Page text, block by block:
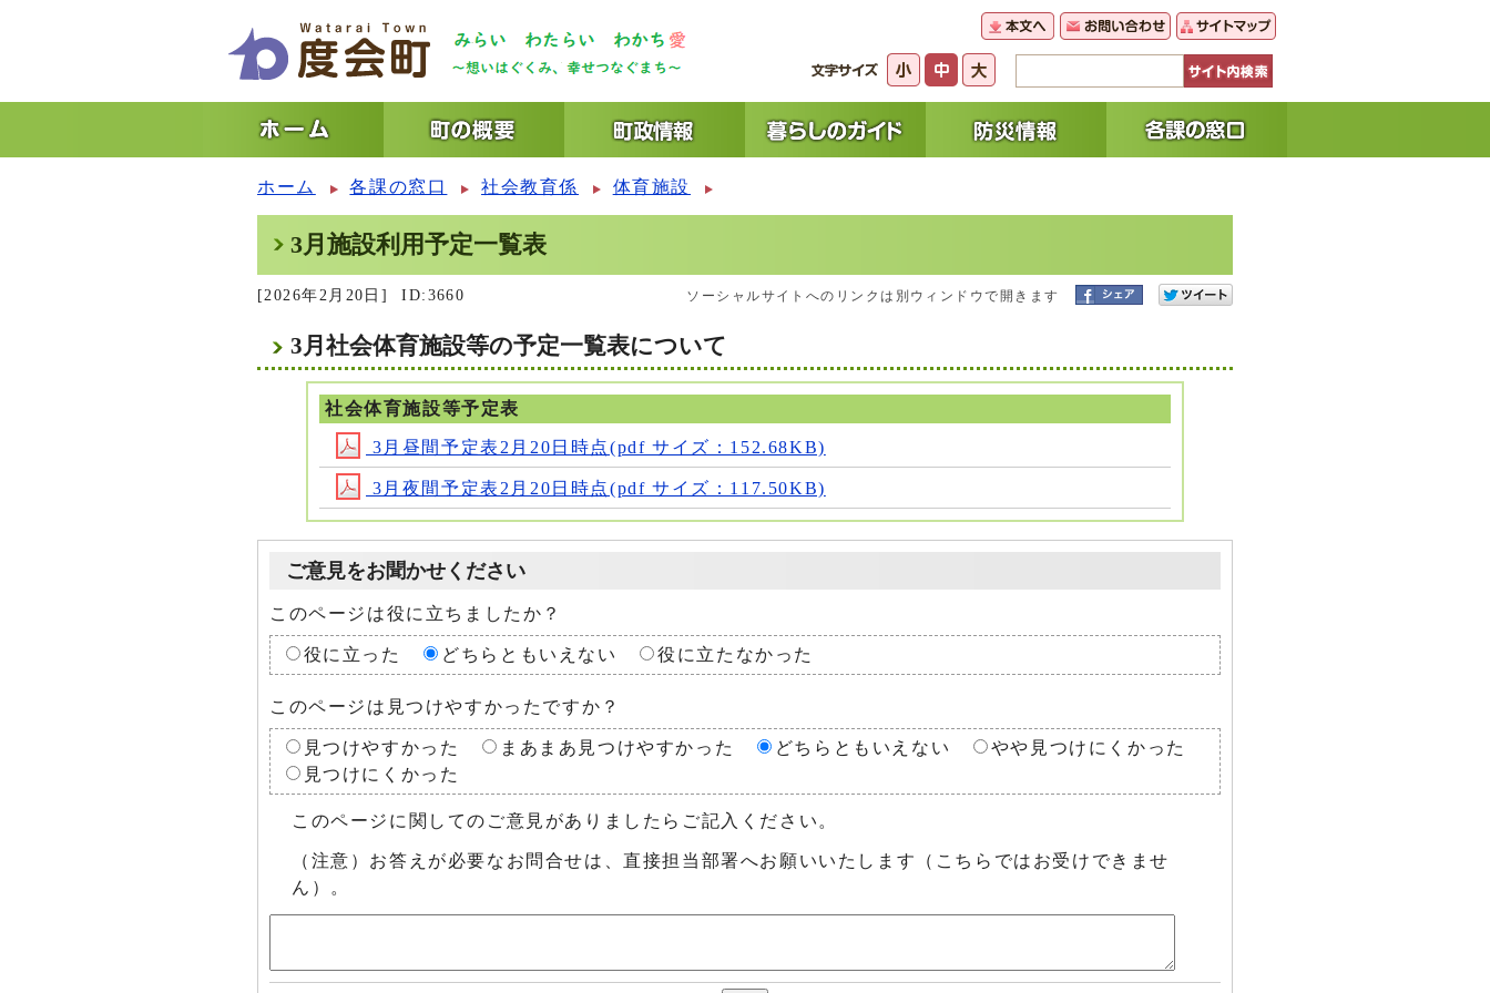
ホーム 各課の窓口 社会教育係 体育施設
3月施設利用予定一覧表
[2026年2月20日] ID:3660 ソーシャルサイトへのリンクは別ウィンドウで開きます
3月社会体育施設等の予定一覧表について
社会体育施設等予定表
3月昼間予定表2月20日時点(pdf サイズ：152.68KB)
3月夜間予定表2月20日時点(pdf サイズ：117.50KB)
ご意見をお聞かせください
このページは役に立ちましたか？
役に立った どちらともいえない 役に立たなかった
このページは見つけやすかったですか？
見つけやすかった まあまあ見つけやすかった どちらともいえない
やや見つけにくかった
見つけにくかった
このページに関してのご意見がありましたらご記入ください。
（注意）お答えが必要なお問合せは、直接担当部署へお願いいたします（こちらではお受けできませ
ん）。